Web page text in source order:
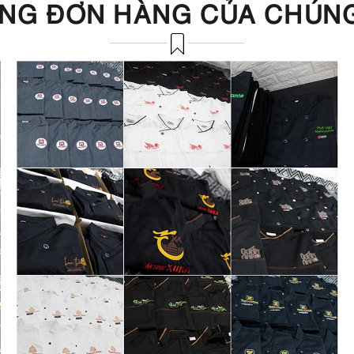
ĐƠN HÀNG CỦA